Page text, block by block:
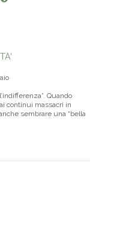
Quando
continui massacri in
sembrare una “bella